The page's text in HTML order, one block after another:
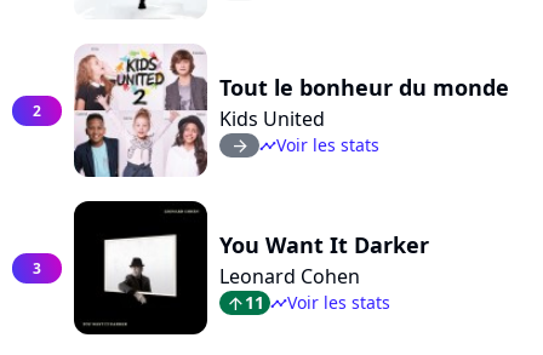
2
Tout le bonheur du monde
Kids United
arrow_right timelineVoir les stats
3
You Want It Darker
Leonard Cohen
arrow_top11 timelineVoir les stats